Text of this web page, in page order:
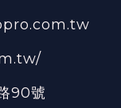
90號